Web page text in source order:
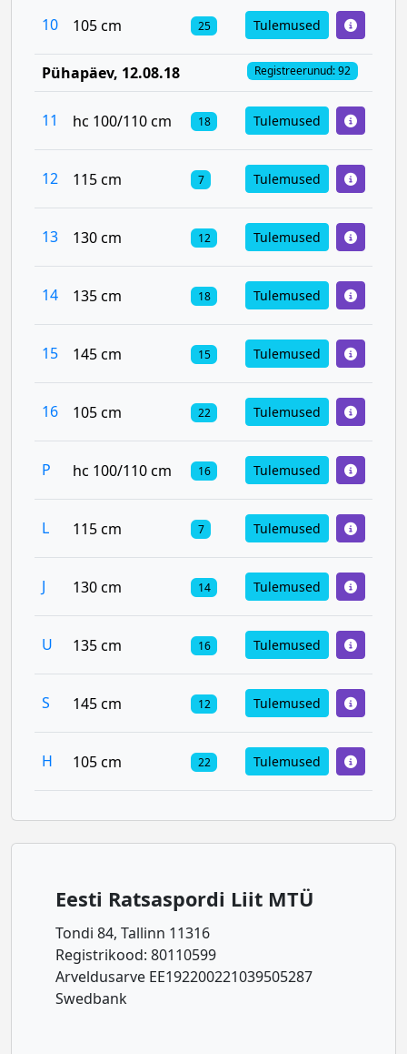
10 105 cm 25 Tulemused
Pühapäev, 12.08.18 Registreerunud: 92
11 hc 100/110 cm 18 Tulemused
12 115 cm 7 Tulemused
13 130 cm 12 Tulemused
14 135 cm 18 Tulemused
15 145 cm 15 Tulemused
16 105 cm 22 Tulemused
P hc 100/110 cm 16 Tulemused
L 115 cm 7 Tulemused
J 130 cm 14 Tulemused
U 135 cm 16 Tulemused
S 145 cm 12 Tulemused
H 105 cm 22 Tulemused
Eesti Ratsaspordi Liit MTÜ
Tondi 84, Tallinn 11316
Registrikood: 80110599
Arveldusarve EE192200221039505287
Swedbank